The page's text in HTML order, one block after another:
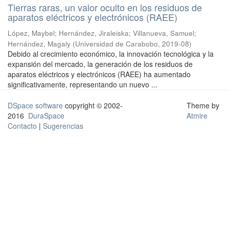
Tierras raras, un valor oculto en los residuos de
aparatos eléctricos y electrónicos (RAEE)
López, Maybel; Hernández, Jiraleiska; Villanueva, Samuel;
Hernández, Magaly (Universidad de Carabobo, 2019-08)
Debido al crecimiento económico, la innovación tecnológica y la
expansión del mercado, la generación de los residuos de
aparatos eléctricos y electrónicos (RAEE) ha aumentado
significativamente, representando un nuevo ...
DSpace software copyright © 2002-
2016 DuraSpace
Contacto | Sugerencias
Theme by
Atmire